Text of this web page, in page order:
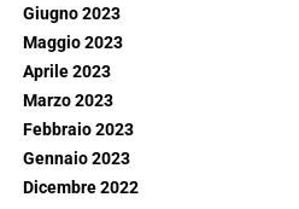
Giugno 2023
Maggio 2023
Aprile 2023
Marzo 2023
Febbraio 2023
Gennaio 2023
Dicembre 2022